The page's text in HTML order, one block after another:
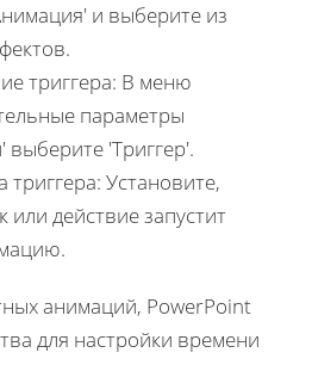
и выберите из
триггера: В меню
параметры
выберите 'Триггер'.
триггера: Установите,
или действие запустит
анимаций, PowerPoint
для настройки времени